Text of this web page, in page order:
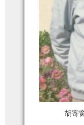
胡寄